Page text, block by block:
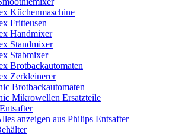
Küchenmaschine
Fritteusen
Handmixer
Standmixer
Stabmixer
Brotbackautomaten
Zerkleinerer
Brotbackautomaten
Mikrowellen Ersatzteile
anzeigen aus Philips Entsafter